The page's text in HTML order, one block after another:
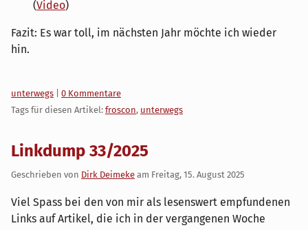
(Video)
Fazit: Es war toll, im nächsten Jahr möchte ich wieder
hin.
Kategorien:
unterwegs
0 Kommentare
Tags für diesen Artikel: froscon, unterwegs
Linkdump 33/2025
Geschrieben von Dirk Deimeke am Freitag, 15. August 2025
Viel Spass bei den von mir als lesenswert empfundenen
Links auf Artikel, die ich in der vergangenen Woche